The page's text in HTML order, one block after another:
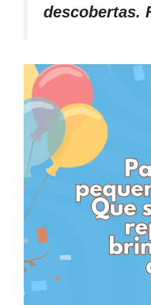
descobertas.